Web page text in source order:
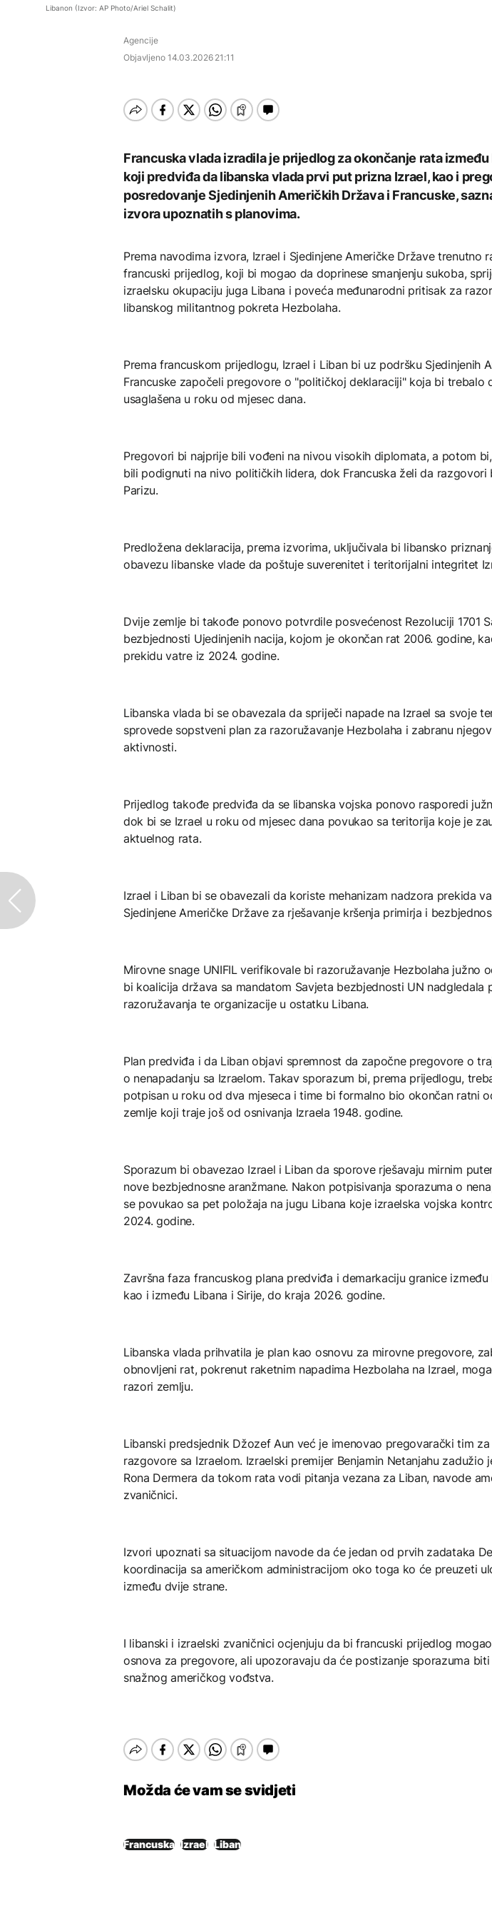
AKTUELNO
zatvorena obilaznica
Umjesto X-a popunjava
Požar se širi Bijeljinom,
zatvorena obilaznica
vojske
AKTUELNO
migranata? Spajić:
Nismo vodili pregovore
AKTUELNO
godišnjicu atomskog
bombardovanja: Poziv
na ukidanje nuklearnog
Žedni za novcem: Koje bi
nove poreze EU mogla
uvesti od 2028. godine?
septembra: Stiže
evropski pozorišni
duhovi”
Dio rakete SpaceX
velikom brzinom pada
otpada izdvaja zlato
Libanon (Izvor: AP Photo/Ariel Schalit)
Agencije
Objavljeno 14.03.2026 21:11
Francuska vlada izradila je prijedlog za okončanje rata između
koji predviđa da libanska vlada prvi put prizna Izrael, kao i
posredovanje Sjedinjenih Američkih Država i Francuske,
izvora upoznatih s planovima.
Prema navodima izvora, Izrael i Sjedinjene Američke Države trenutno
francuski prijedlog, koji bi mogao da doprinese smanjenju sukoba,
izraelsku okupaciju juga Libana i poveća međunarodni pritisak za
libanskog militantnog pokreta Hezbolaha.
Prema francuskom prijedlogu, Izrael i Liban bi uz podršku Sjedinjenih
Francuske započeli pregovore o "političkoj deklaraciji" koja bi trebalo
usaglašena u roku od mjesec dana.
Pregovori bi najprije bili vođeni na nivou visokih diplomata, a potom
bili podignuti na nivo političkih lidera, dok Francuska želi da razgovori
Parizu.
Predložena deklaracija, prema izvorima, uključivala bi libansko
obavezu libanske vlade da poštuje suverenitet i teritorijalni integritet
Dvije zemlje bi takođe ponovo potvrdile posvećenost Rezoluciji 1701
bezbjednosti Ujedinjenih nacija, kojom je okončan rat 2006. godine,
prekidu vatre iz 2024. godine.
Libanska vlada bi se obavezala da spriječi napade na Izrael sa svoje
sprovede sopstveni plan za razoružavanje Hezbolaha i zabranu
aktivnosti.
Prijedlog takođe predviđa da se libanska vojska ponovo rasporedi
dok bi se Izrael u roku od mjesec dana povukao sa teritorija koje je
aktuelnog rata.
Izrael i Liban bi se obavezali da koriste mehanizam nadzora prekida
Sjedinjene Američke Države za rješavanje kršenja primirja i
Mirovne snage UNIFIL verifikovale bi razoružavanje Hezbolaha južno
bi koalicija država sa mandatom Savjeta bezbjednosti UN nadgledala
razoružavanja te organizacije u ostatku Libana.
Plan predviđa i da Liban objavi spremnost da započne pregovore o
o nenapadanju sa Izraelom. Takav sporazum bi, prema prijedlogu,
potpisan u roku od dva mjeseca i time bi formalno bio okončan ratni
zemlje koji traje još od osnivanja Izraela 1948. godine.
Sporazum bi obavezao Izrael i Liban da sporove rješavaju mirnim
nove bezbjednosne aranžmane. Nakon potpisivanja sporazuma o
se povukao sa pet položaja na jugu Libana koje izraelska vojska
2024. godine.
Završna faza francuskog plana predviđa i demarkaciju granice između
kao i između Libana i Sirije, do kraja 2026. godine.
Libanska vlada prihvatila je plan kao osnovu za mirovne pregovore,
obnovljeni rat, pokrenut raketnim napadima Hezbolaha na Izrael,
razori zemlju.
Libanski predsjednik Džozef Aun već je imenovao pregovarački tim
razgovore sa Izraelom. Izraelski premijer Benjamin Netanjahu zadužio
Rona Dermera da tokom rata vodi pitanja vezana za Liban, navode
zvaničnici.
Izvori upoznati sa situacijom navode da će jedan od prvih zadataka
koordinacija sa američkom administracijom oko toga ko će preuzeti
između dvije strane.
I libanski i izraelski zvaničnici ocjenjuju da bi francuski prijedlog
osnova za pregovore, ali upozoravaju da će postizanje sporazuma
snažnog američkog vođstva.
Možda će vam se svidjeti
Francuska Izrael Liban